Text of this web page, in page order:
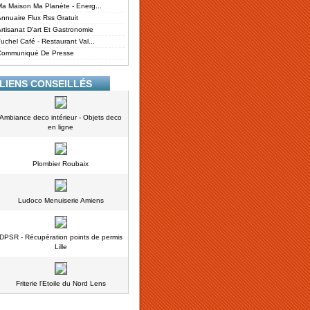
Maison Ma Planète - Energ...
Flux Rss Gratuit
D'art Et Gastronomie
Café - Restaurant Val...
De Presse
LIENS CONSEILLÉS
Ambiance deco intérieur - Objets deco
en ligne
Plombier Roubaix
Ludoco Menuiserie Amiens
DPSR - Récupération points de permis
Lille
Friterie l'Etoile du Nord Lens